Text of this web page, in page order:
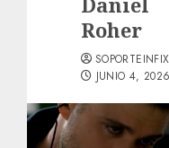
Roher
SOPORTEINFIX
JUNIO 4, 2026